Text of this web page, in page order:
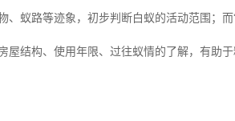
、蚁路等迹象，初步判断白蚁的活动范围；
屋结构、使用年限、过往蚁情的了解，有助